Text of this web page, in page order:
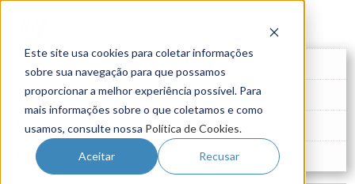
Este site usa cookies para coletar informações
sobre sua navegação para que possamos
proporcionar a melhor experiência possível. Para
mais informações sobre o que coletamos e como
usamos, consulte nossa Política de Cookies.
Aceitar Recusar
Gestão de Talentos
Novo Emprego
Pesquisas